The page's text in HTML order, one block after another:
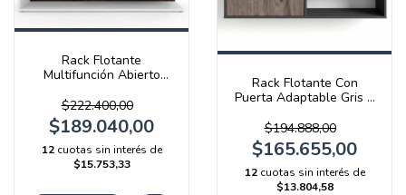
Rack Flotante
Multifunción Abierto
$222.400,00
$189.040,00
12 cuotas sin interés de
$15.753,33
Rack Flotante Con
Puerta Adaptable Gris Y
$194.888,00
$165.655,00
12 cuotas sin interés de
$13.804,58